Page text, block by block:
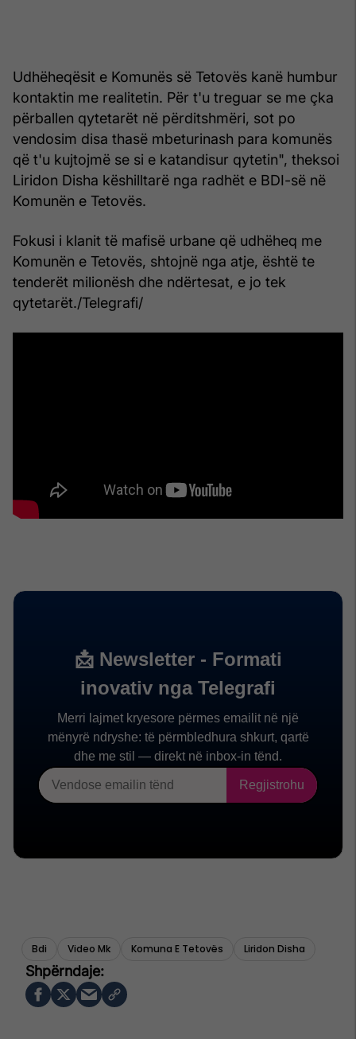
Udhëheqësit e Komunës së Tetovës kanë humbur
kontaktin me realitetin. Për t'u treguar se me çka
përballen qytetarët në përditshmëri, sot po
vendosim disa thasë mbeturinash para komunës
që t'u kujtojmë se si e katandisur qytetin", theksoi
Liridon Disha këshilltarë nga radhët e BDI-së në
Komunën e Tetovës.
Fokusi i klanit të mafisë urbane që udhëheq me
Komunën e Tetovës, shtojnë nga atje, është te
tenderët milionësh dhe ndërtesat, e jo tek
qytetarët./Telegrafi/
Bdi Video Mk Komuna E Tetovës Liridon Disha